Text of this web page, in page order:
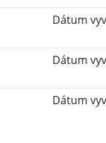
Dátum
Dátum
Dátum